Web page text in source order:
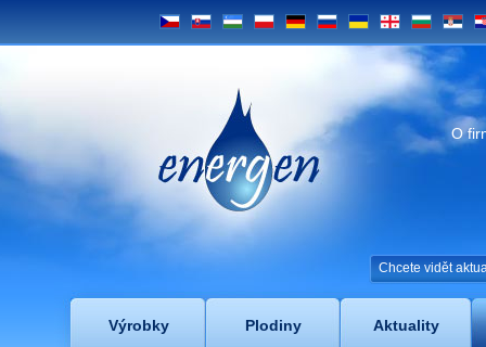
CS SK UZ PL DE RU UA GE BG SRB
Energen
O
Chcete vidět
Výrobky Plodiny Aktuality